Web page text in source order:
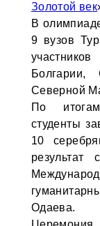
Золотой век
В
9 вузов
Северной
По
студенты
10
результат
Одаева.